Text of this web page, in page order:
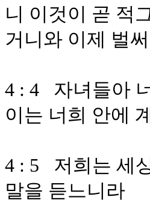
니 이것이 곧 적
거니와 이제 벌
4 : 4 자녀들아
이는 너희 안에
4 : 5 저희는 세
말을 듣느니라